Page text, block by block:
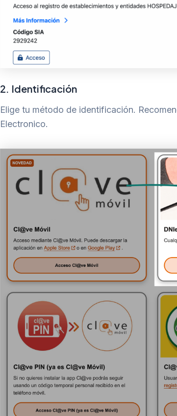
2. Identificación
Elige tu método de identificación.
Electronico.